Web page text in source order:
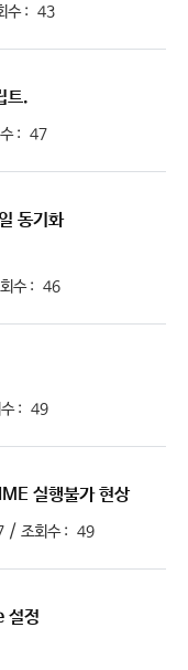
수 : 43
트.
: 47
동기화
수 : 46
: 49
실행불가 현상
/ 조회수 : 49
설정